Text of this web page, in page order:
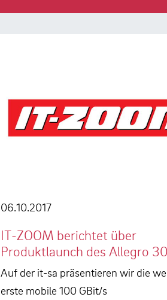
06.10.2017
IT-ZOOM berichtet über
Produktlaunch des Allegro
Auf der it-sa präsentieren wir die
erste mobile 100 GBit/s